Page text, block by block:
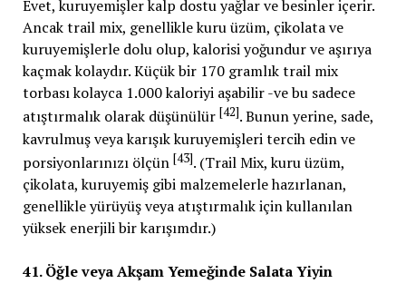
Evet, kuruyemişler kalp dostu yağlar ve besinler içerir.
Ancak trail mix, genellikle kuru üzüm, çikolata ve
kuruyemişlerle dolu olup, kalorisi yoğundur ve aşırıya
kaçmak kolaydır. Küçük bir 170 gramlık trail mix
torbası kolayca 1.000 kaloriyi aşabilir -ve bu sadece
atıştırmalık olarak düşünülür [42]. Bunun yerine, sade,
kavrulmuş veya karışık kuruyemişleri tercih edin ve
porsiyonlarınızı ölçün [43]. (Trail Mix, kuru üzüm,
çikolata, kuruyemiş gibi malzemelerle hazırlanan,
genellikle yürüyüş veya atıştırmalık için kullanılan
yüksek enerjili bir karışımdır.)
41. Öğle veya Akşam Yemeğinde Salata Yiyin